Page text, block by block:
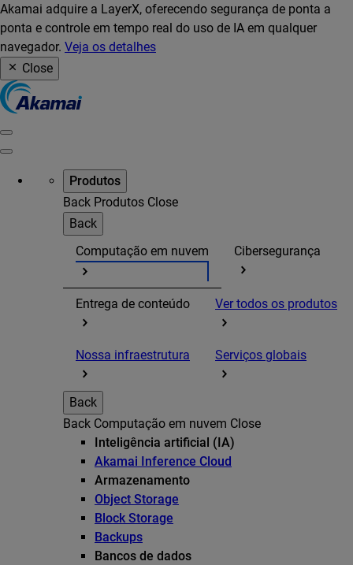
Akamai adquire a LayerX, oferecendo segurança de ponta a
ponta e controle em tempo real do uso de IA em qualquer
navegador. Veja os detalhes
Close
Produtos
Back Produtos Close
Back
Computação em nuvem
Cibersegurança
Entrega de conteúdo Ver todos os produtos
Nossa infraestrutura Serviços globais
Back
Back Computação em nuvem Close
Inteligência artificial (IA)
Akamai Inference Cloud
Armazenamento
Object Storage
Block Storage
Backups
Bancos de dados